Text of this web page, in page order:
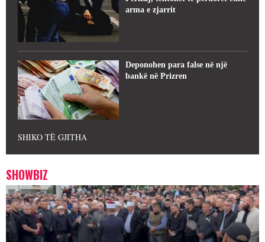
arma e zjarrit
Deponohen para false në një
bankë në Prizren
SHIKO TË GJITHA
SHOWBIZ